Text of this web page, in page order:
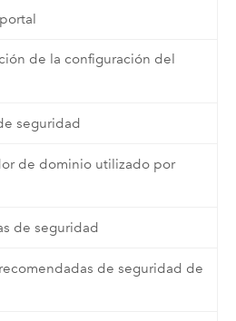
de la configuración del
seguridad
de dominio utilizado por
de seguridad
de seguridad de